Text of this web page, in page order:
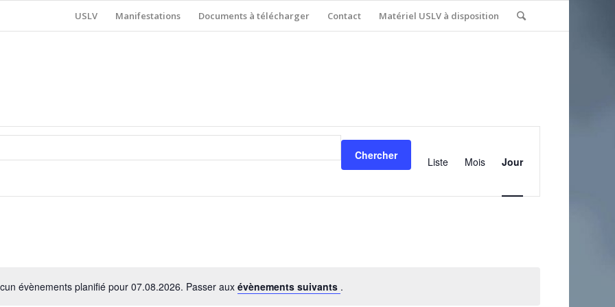
USLV Manifestations Documents à télécharger Contact Matériel USLV à disposition
évènements planifié pour 07.08.2026. Passer aux évènements suivants .
Chercher
vues
Liste Mois Jour